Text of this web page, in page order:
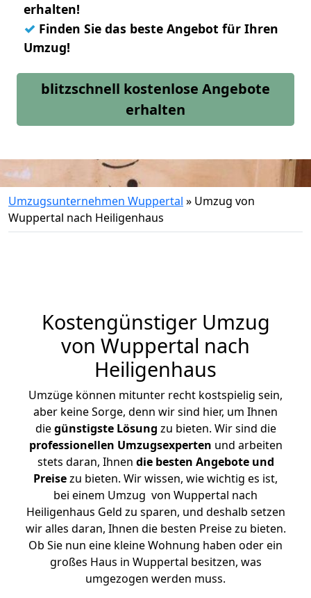
erhalten!
✓ Finden Sie das beste Angebot für Ihren
Umzug!
blitzschnell kostenlose Angebote
erhalten
Umzugsunternehmen Wuppertal » Umzug von
Wuppertal nach Heiligenhaus
Kostengünstiger Umzug
von Wuppertal nach
Heiligenhaus
Umzüge können mitunter recht kostspielig sein,
aber keine Sorge, denn wir sind hier, um Ihnen
diegünstigste Lösung zu bieten. Wir sind die
professionellen Umzugsexperten und arbeiten
stets daran, Ihnen die besten Angebote und
Preisezu bieten. Wir wissen, wie wichtig es ist,
bei einem Umzug von Wuppertal nach
Heiligenhaus Geld zu sparen, und deshalb setzen
wir alles daran, Ihnen die besten Preise zu bieten.
Ob Sie nun eine kleine Wohnung haben oder ein
großes Haus in Wuppertal besitzen, was
umgezogen werden muss.